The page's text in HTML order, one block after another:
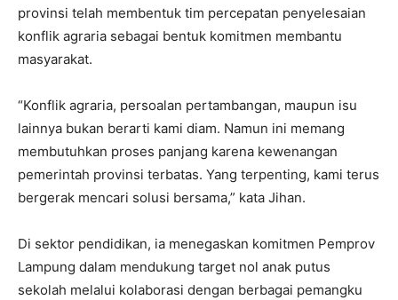
provinsi telah membentuk tim percepatan penyelesaian
konflik agraria sebagai bentuk komitmen membantu
masyarakat.
“Konflik agraria, persoalan pertambangan, maupun isu
lainnya bukan berarti kami diam. Namun ini memang
membutuhkan proses panjang karena kewenangan
pemerintah provinsi terbatas. Yang terpenting, kami terus
bergerak mencari solusi bersama,” kata Jihan.
Di sektor pendidikan, ia menegaskan komitmen Pemprov
Lampung dalam mendukung target nol anak putus
sekolah melalui kolaborasi dengan berbagai pemangku